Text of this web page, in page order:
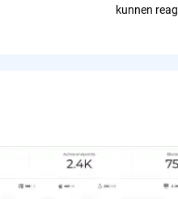
kunnen